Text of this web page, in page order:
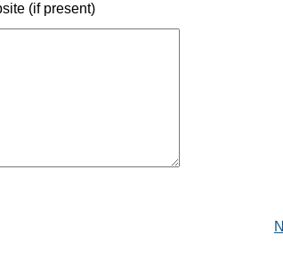
(if present)